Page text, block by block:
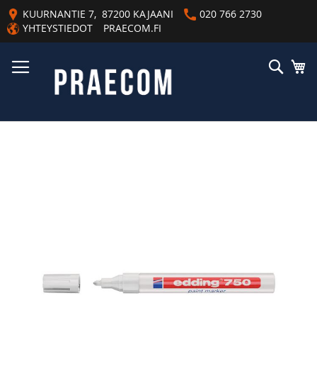
Skip
to
Content
KUURNANTIE 7, 87200 KAJAANI
020 766 2730
YHTEYSTIEDOT
PRAECOM.FI
Haku